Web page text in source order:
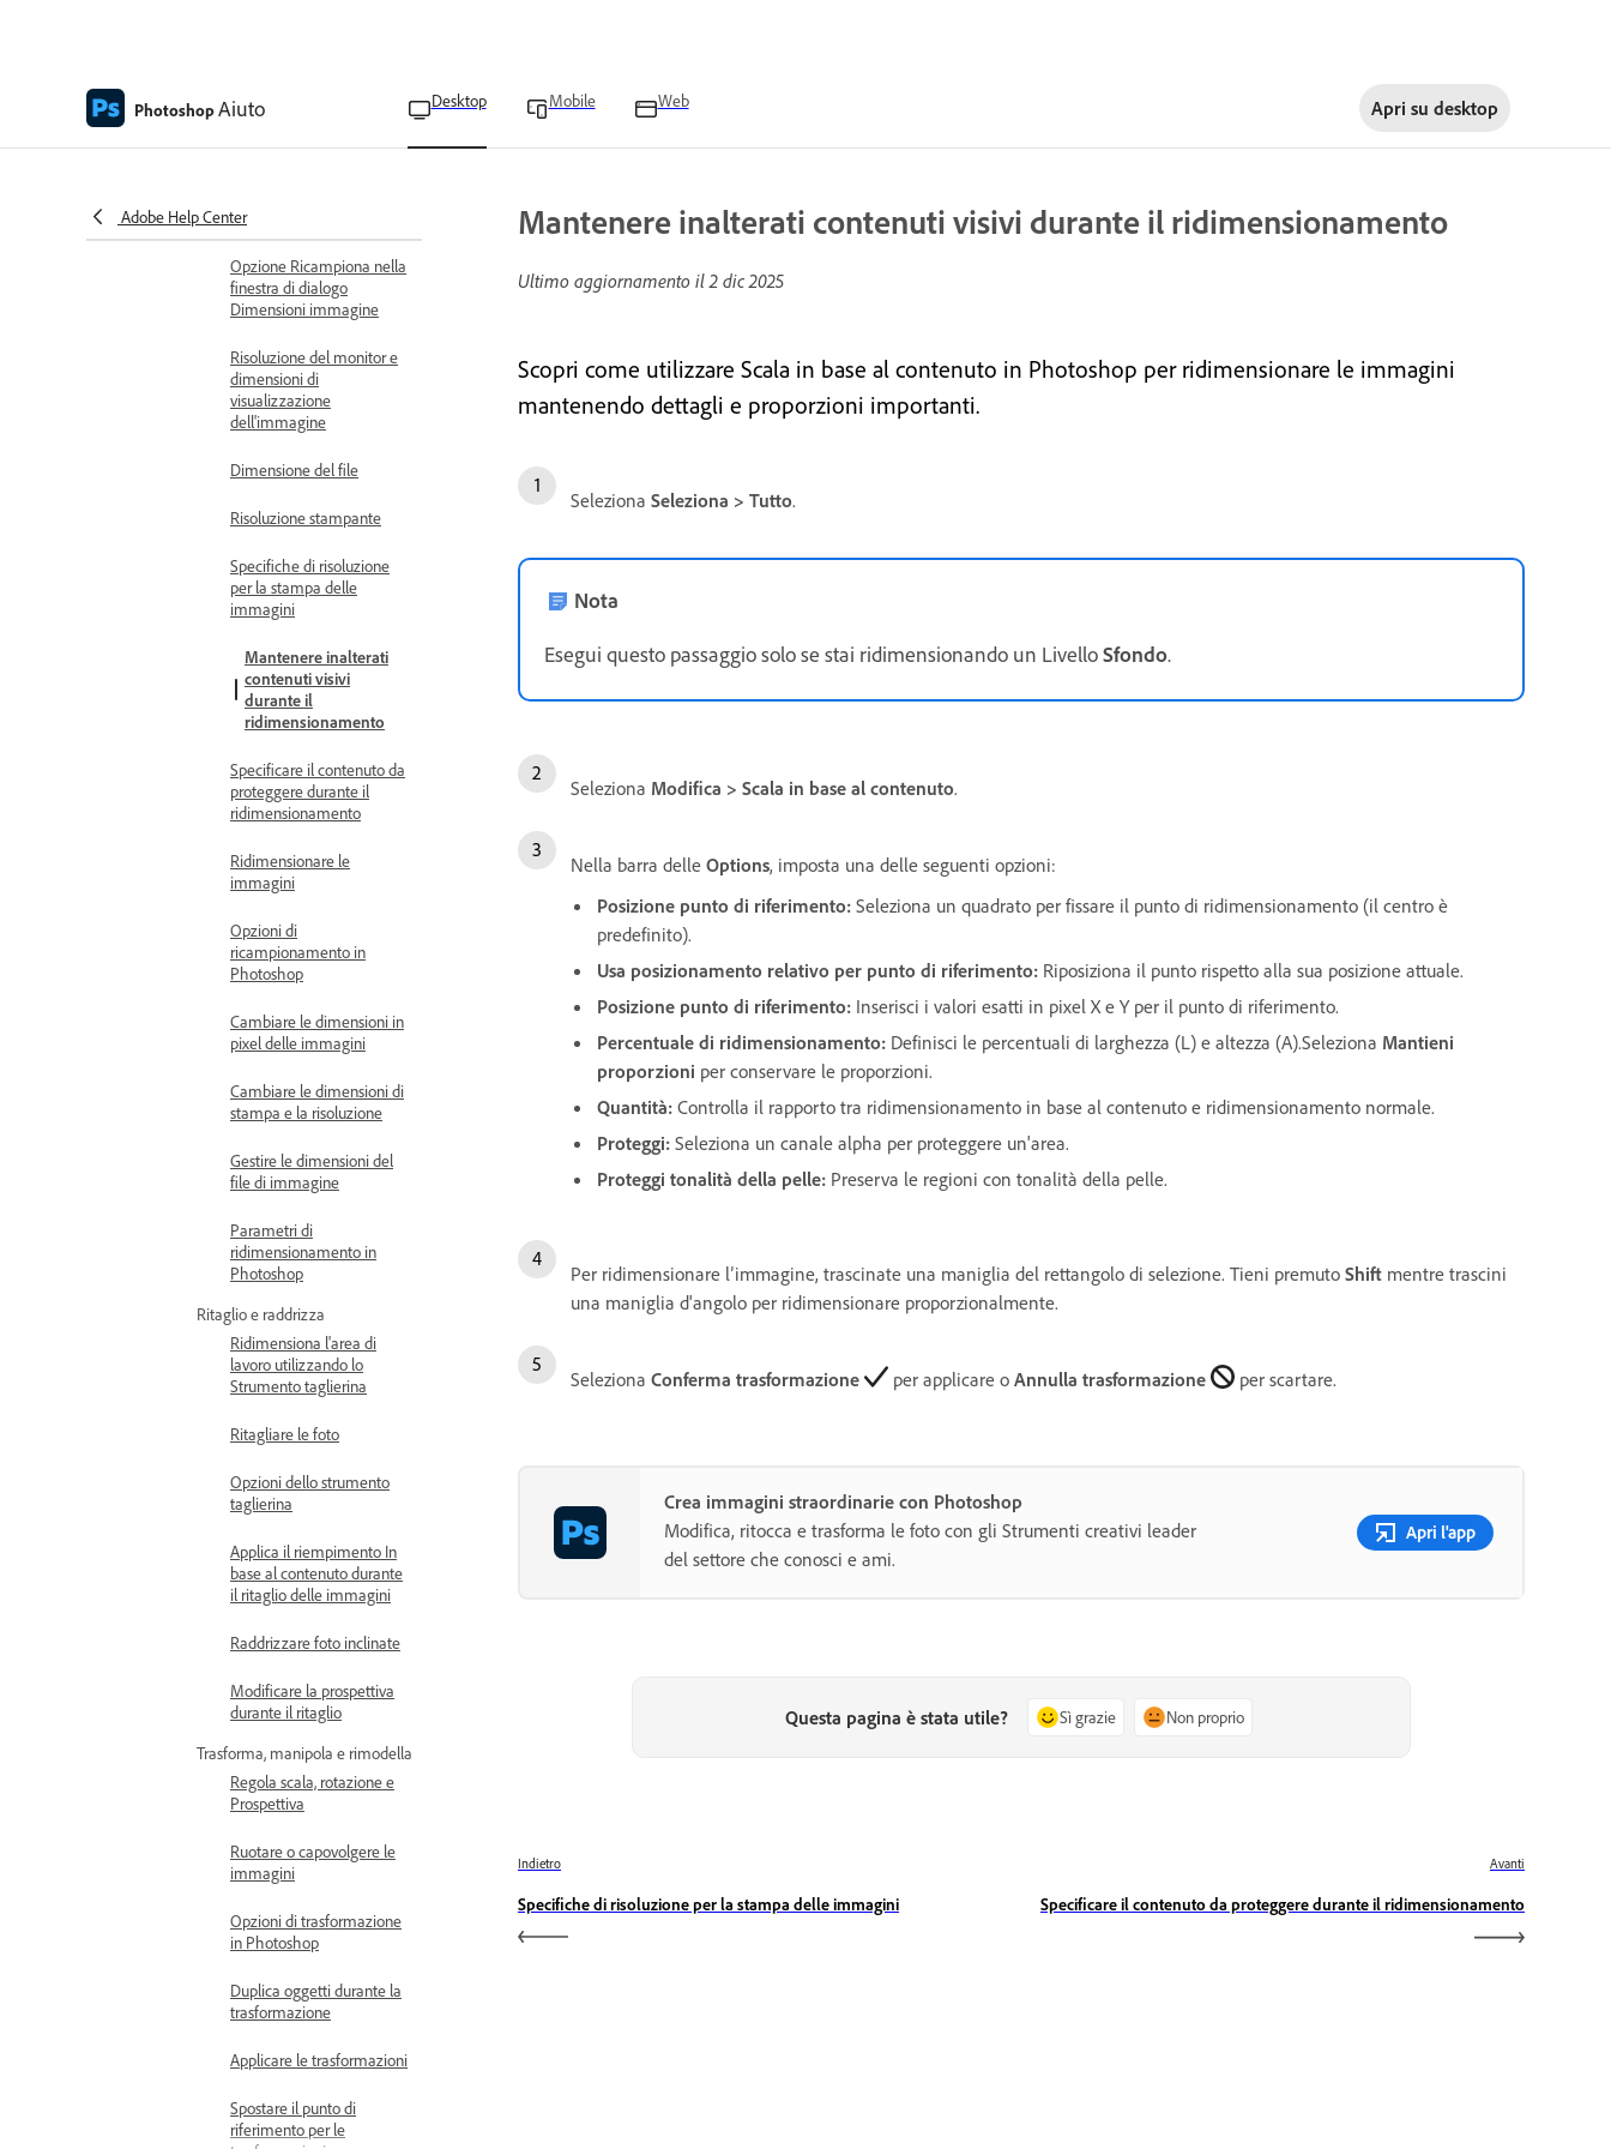
PhotoshopAiuto Desktop Mobile Web Apri su desktop
Adobe Help Center
risoluzione
stampate
risoluzione dell'immagine
Opzione Ricampiona nella
finestra di dialogo
Dimensioni immagine
Risoluzione del monitor e
dimensioni di
visualizzazione
dell'immagine
Dimensione del file
Risoluzione stampante
Specifiche di risoluzione
per la stampa delle
immagini
Mantenere inalterati
contenuti visivi
durante il
ridimensionamento
Specificare il contenuto da
proteggere durante il
ridimensionamento
Ridimensionare le
immagini
Opzioni di
ricampionamento in
Photoshop
Cambiare le dimensioni in
pixel delle immagini
Cambiare le dimensioni di
stampa e la risoluzione
Gestire le dimensioni del
file di immagine
Parametri di
ridimensionamento in
Photoshop
Ritaglio e raddrizza
Ridimensiona l'area di
lavoro utilizzando lo
Strumento taglierina
Ritagliare le foto
Opzioni dello strumento
taglierina
Applica il riempimento In
base al contenuto durante
il ritaglio delle immagini
Raddrizzare foto inclinate
Modificare la prospettiva
durante il ritaglio
Trasforma, manipola e rimodella
Regola scala, rotazione e
Prospettiva
Ruotare o capovolgere le
immagini
Opzioni di trasformazione
in Photoshop
Duplica oggetti durante la
trasformazione
Applicare le trasformazioni
Spostare il punto di
riferimento per le
Mantenere inalterati contenuti visivi durante il ridimensionamento
Ultimo aggiornamento il2 dic 2025
Scopri come utilizzare Scala in base al contenuto in Photoshop per ridimensionare le immagini
mantenendo dettagli e proporzioni importanti.
Seleziona Seleziona > Tutto.
Nota
Esegui questo passaggio solo se stai ridimensionando un LivelloSfondo.
Seleziona Modifica > Scala in base al contenuto.
Nella barra delle Options, imposta una delle seguenti opzioni:
Posizione punto di riferimento: Seleziona un quadrato per fissare il punto di ridimensionamento (il centro è
predefinito).
Usa posizionamento relativo per punto di riferimento: Riposiziona il punto rispetto alla sua posizione attuale.
Posizione punto di riferimento: Inserisci i valori esatti in pixel X e Y per il punto di riferimento.
Percentuale di ridimensionamento: Definisci le percentuali di larghezza (L) e altezza (A).Seleziona Mantieni
proporzioni per conservare le proporzioni.
Quantità: Controlla il rapporto tra ridimensionamento in base al contenuto e ridimensionamento normale.
Proteggi: Seleziona un canale alpha per proteggere un'area.
Proteggi tonalità della pelle: Preserva le regioni con tonalità della pelle.
Per ridimensionare l’immagine, trascinate una maniglia del rettangolo di selezione. Tieni premuto Shift mentre trascini
una maniglia d'angolo per ridimensionare proporzionalmente.
Seleziona Conferma trasformazione per applicare o Annulla trasformazione per scartare.
Crea immagini straordinarie con Photoshop
Modifica, ritocca e trasforma le foto con gli Strumenti creativi leader
del settore che conosci e ami.
Apri l'app
Questa pagina è stata utile? Sì grazie Non proprio
Indietro
Specifiche di risoluzione per la stampa delle immagini
Avanti
Specificare il contenuto da proteggere durante il ridimensionamento